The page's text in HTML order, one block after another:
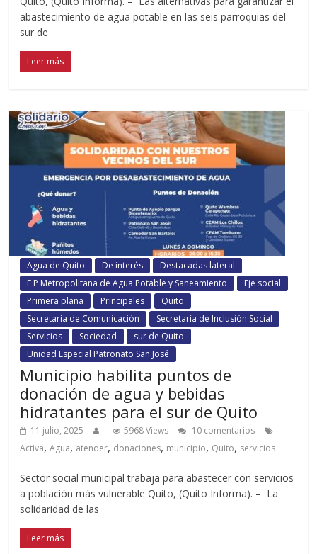
abastecimiento de agua potable en las seis parroquias del
sur de
Leer más
Agua de Quito De interés
Destacadas lateral
E P Metropolitana de Agua Potable y Saneamiento
Eje social
Primera plana
Principales
Quito
Secretaría de Comunicación
Secretaría de Inclusión Social
Servicios
Sociedad
sur de Quito
Unidad Especial Patronato San José
Municipio habilita puntos de
donación de agua y bebidas
hidratantes para el sur de Quito
11 julio, 2025 5968 Views
10 comentarios
Activa,Agua, atender, donaciones, municipio, Quito, servicios
Sector social municipal trabaja para abastecer con servicios
a población más vulnerable Quito, (Quito Informa). – La
solidaridad de las
Leer más